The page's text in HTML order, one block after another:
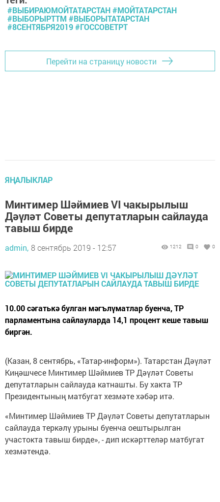
#ВЫБИРАЮМОЙТАТАРСТАН #МОЙТАТАРСТАН
#ВЫБОРЫРТТМ #ВЫБОРЫТАТАРСТАН
#8СЕНТЯБРЯ2019 #ГОССОВЕТРТ
Перейти на страницу новости
ЯҢАЛЫКЛАР
Минтимер Шәймиев VI чакырылыш
Дәүләт Советы депутатларын сайлауда
тавыш бирде
admin, 8 сентябрь 2019 - 12:57 1212 0 0
10.00 сәгатькә булган мәгълүматлар буенча, ТР
парламентына сайлауларда 14,1 процент кеше тавыш
биргән.
(Казан, 8 сентябрь, «Татар-информ»). Татарстан Дәүләт
Киңәшчесе Минтимер Шәймиев ТР Дәүләт Советы
депутатларын сайлауда катнашты. Бу хакта ТР
Президентының матбугат хезмәте хәбәр итә.
«Минтимер Шәймиев ТР Дәүләт Советы депутатларын
сайлауда теркәлү урыны буенча оештырылган
участокта тавыш бирде», - дип искәрттеләр матбугат
хезмәтендә.